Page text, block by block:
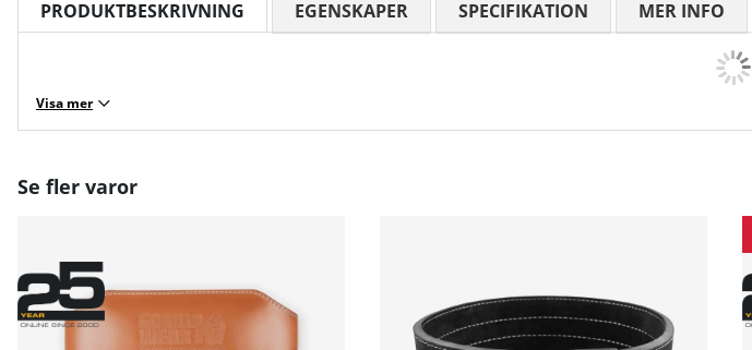
PRODUKTBESKRIVNING
Visa mer
EGENSKAPER SPECIFIKATION MER INFO
Se fler varor